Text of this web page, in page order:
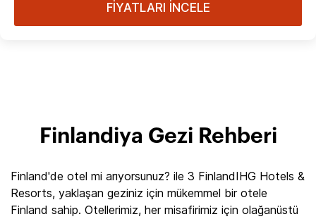
FİYATLARI İNCELE
Finlandiya Gezi Rehberi
Finland'de otel mi arıyorsunuz? ile 3 FinlandIHG Hotels &
Resorts, yaklaşan geziniz için mükemmel bir otele
Finland sahip. Otellerimiz, her misafirimiz için olağanüstü